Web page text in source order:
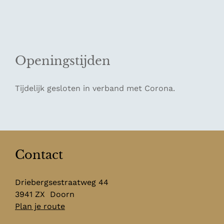
Openingstijden
Tijdelijk gesloten in verband met Corona.
Contact
Driebergsestraatweg 44
3941 ZX
Doorn
Plan je routen